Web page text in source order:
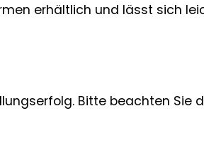
erhältlich und lässt sich
Bitte beachten Sie